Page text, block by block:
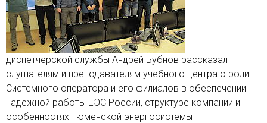
диспетчерской службы Андрей Бубнов рассказал
слушателям и преподавателям учебного центра о роли
Системного оператора и его филиалов в обеспечении
надежной работы ЕЭС России, структуре компании и
особенностях Тюменской энергосистемы